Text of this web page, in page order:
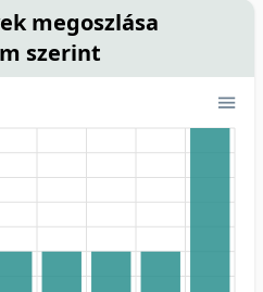
megoszlása
szerint